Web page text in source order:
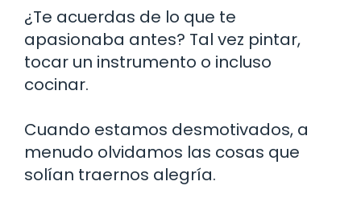
¿Te acuerdas de lo que te
apasionaba antes? Tal vez pintar,
tocar un instrumento o incluso
cocinar.
Cuando estamos desmotivados, a
menudo olvidamos las cosas que
solían traernos alegría.